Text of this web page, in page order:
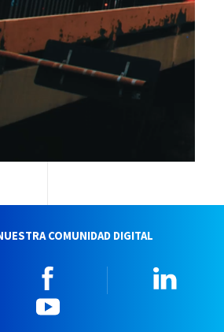
COMUNIDAD DIGITAL